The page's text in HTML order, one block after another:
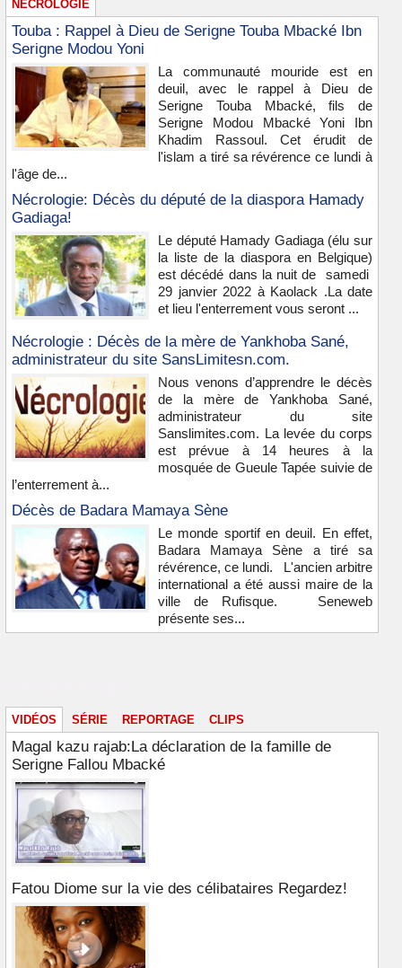
NÉCROLOGIE
Touba : Rappel à Dieu de Serigne Touba Mbacké Ibn
Serigne Modou Yoni
La communauté mouride est en
deuil, avec le rappel à Dieu de
Serigne Touba Mbacké, fils de
Serigne Modou Mbacké Yoni Ibn
Khadim Rassoul. Cet érudit de
l'islam a tiré sa révérence ce lundi à
l'âge de...
Nécrologie: Décès du député de la diaspora Hamady
Gadiaga!
Le député Hamady Gadiaga (élu sur
la liste de la diaspora en Belgique)
est décédé dans la nuit de samedi
29 janvier 2022 à Kaolack .La date
et lieu l'enterrement vous seront ...
Nécrologie : Décès de la mère de Yankhoba Sané,
administrateur du site SansLimitesn.com.
Nous venons d’apprendre le décès
de la mère de Yankhoba Sané,
administrateur du site
Sanslimites.com. La levée du corps
est prévue à 14 heures à la
mosquée de Gueule Tapée suivie de
l’enterrement à...
Décès de Badara Mamaya Sène
Le monde sportif en deuil. En effet,
Badara Mamaya Sène a tiré sa
révérence, ce lundi. L'ancien arbitre
international a été aussi maire de la
ville de Rufisque. Seneweb
présente ses...
VIDÉOS SÉRIE REPORTAGE CLIPS
Magal kazu rajab:La déclaration de la famille de
Serigne Fallou Mbacké
Fatou Diome sur la vie des célibataires Regardez!